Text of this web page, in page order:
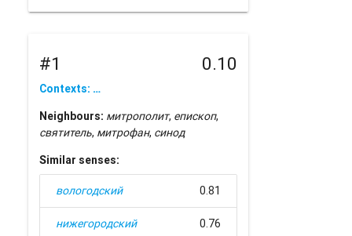
#1 0.10
Contexts: …
Neighbours: митрополит, епископ,
святитель, митрофан, синод
Similar senses:
вологодский 0.81
нижегородский 0.76